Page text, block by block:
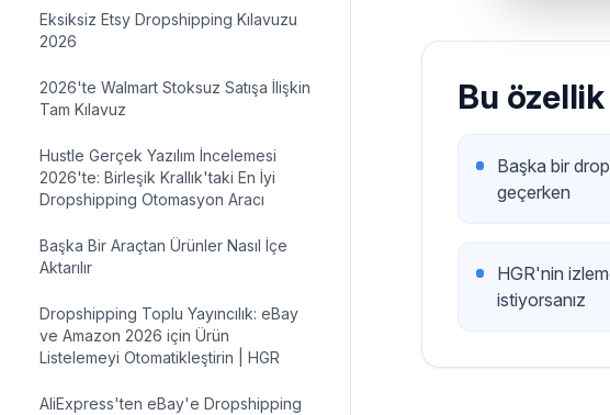
Eksiksiz Etsy Dropshipping Kılavuzu
2026
2026'te Walmart Stoksuz Satışa İlişkin
Tam Kılavuz
Hustle Gerçek Yazılım İncelemesi
2026'te: Birleşik Krallık'taki En İyi
Dropshipping Otomasyon Aracı
Başka Bir Araçtan Ürünler Nasıl İçe
Aktarılır
Dropshipping Toplu Yayıncılık: eBay
ve Amazon 2026 için Ürün
Listelemeyi Otomatikleştirin | HGR
AliExpress'ten eBay'e Dropshipping
Bu
Başka bir
geçerken
HGR'nin
istiyorsanız